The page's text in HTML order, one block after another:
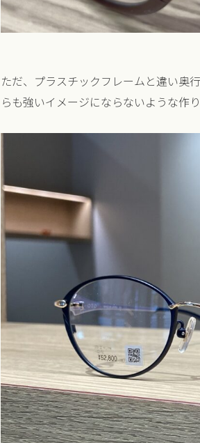
ただ、プラスチックフレームと違い奥
らも強いイメージにならないような作